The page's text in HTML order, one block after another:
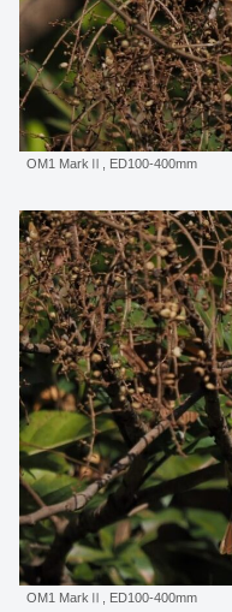
OM1 MarkⅡ, ED100-400mm
OM1 MarkⅡ, ED100-400mm